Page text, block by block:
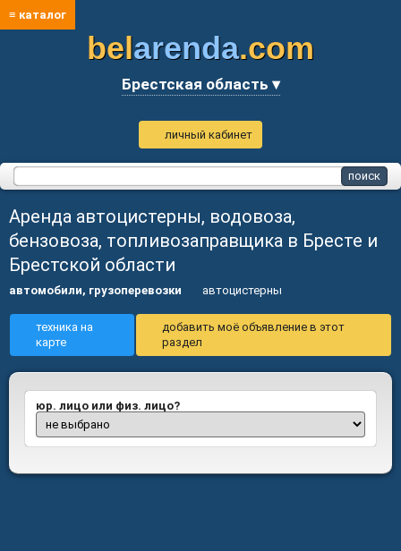
≡ каталог
belarenda.com
Брестская область ▾
личный кабинет
Аренда автоцистерны, водовоза,
бензовоза, топливозаправщика в Бресте и
Брестской области
автомобили, грузоперевозки автоцистерны
техника на
карте
добавить моё объявление в этот
раздел
юр. лицо или физ. лицо?